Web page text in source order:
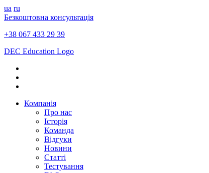
ua ru
Безкоштовна консультація
+38 067 433 29 39
DEC Education Logo
Компанія
Про нас
Історія
Команда
Відгуки
Новини
Статті
Тестування